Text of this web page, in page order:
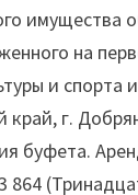
на
и спорта
край, г.
буфета.
864